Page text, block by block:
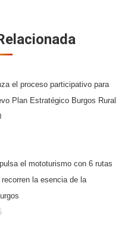
el proceso participativo para
Plan Estratégico Burgos Rural
el mototurismo con 6 rutas
la esencia de la